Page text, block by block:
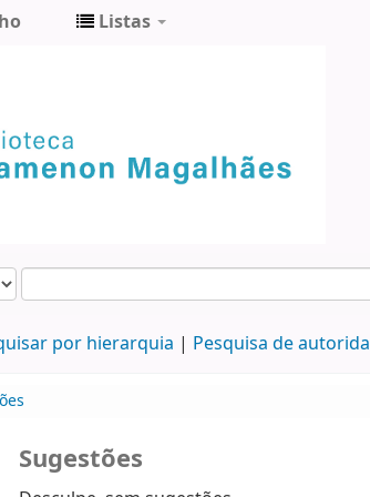
Listas
por hierarquia Pesquisa de
Sugestões